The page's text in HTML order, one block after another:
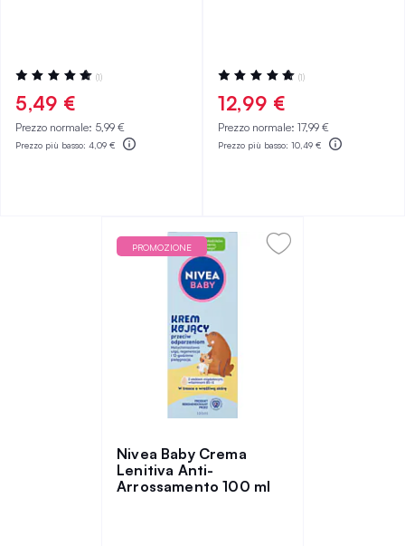
Valutazione:
100%
(1)
5,49 €
Prezzo normale: 5,99 €
Prezzo più basso: 4,09 €
Valutazione:
100%
(1)
12,99 €
Prezzo normale: 17,99 €
Prezzo più basso: 10,49 €
PROMOZIONE
Nivea Baby Crema
Lenitiva Anti-
Arrossamento 100 ml